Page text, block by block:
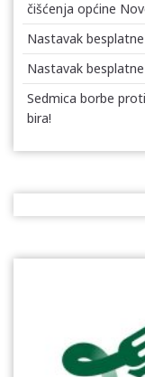
čišćenja općine
Nastavak
Nastavak
Sedmica borbe
bira!